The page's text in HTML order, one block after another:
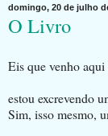
domingo, 20 de julho
O Livro
Eis que venho
estou excrevendo
Sim, isso mesmo,